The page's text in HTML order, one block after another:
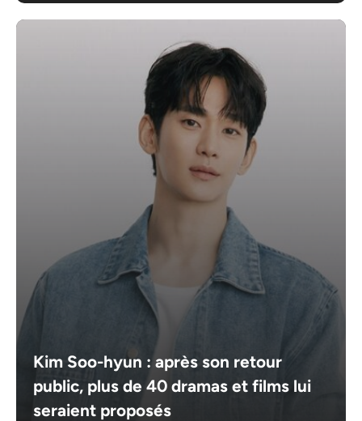
Kim Soo-hyun : après son retour
public, plus de 40 dramas et films lui
seraient proposés